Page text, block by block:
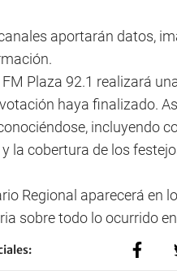
aportarán datos,
Plaza 92.1 realizará
haya finalizado.
incluyendo
la cobertura de los
Regional aparecerá en
sobre todo lo ocurrido